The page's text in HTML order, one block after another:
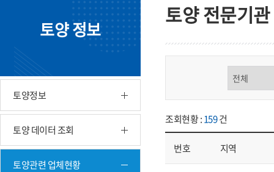
토양 정보
토양정보
토양 데이터 조회
토양관련 업체현황
토양 전문기관
조회현황 :159건
번호 지역